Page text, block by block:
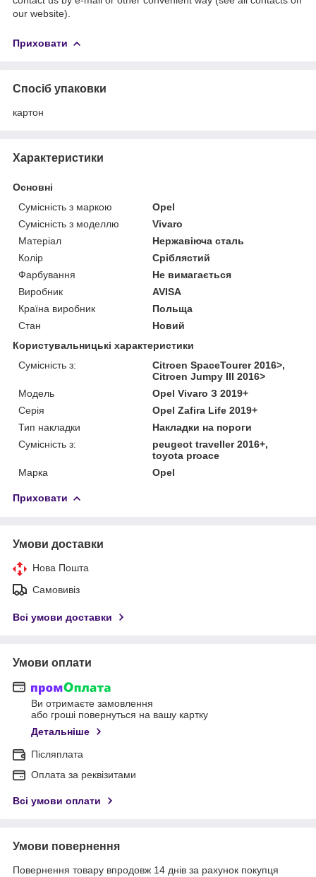
our website).
Приховати
Спосіб упаковки
картон
Характеристики
Основні
Сумісність з маркою
Opel
Сумісність з моделлю
Vivaro
Матеріал
Нержавіюча сталь
Колір
Сріблястий
Фарбування
Не вимагається
Виробник
AVISA
Країна виробник
Польща
Стан
Новий
Користувальницькі характеристики
Сумісність з:
Citroen SpaceTourer 2016>,
Citroen Jumpy III 2016>
Модель
Opel Vivaro З 2019+
Серія
Opel Zafira Life 2019+
Тип накладки
Накладки на пороги
Сумісність з:
peugeot traveller 2016+,
toyota proace
Марка
Opel
Приховати
Умови доставки
Нова Пошта
Самовивіз
Всі умови доставки
Умови оплати
Ви отримаєте замовлення
або гроші повернуться на вашу картку
Детальніше
Післяплата
Оплата за реквізитами
Всі умови оплати
Умови повернення
Повернення товару впродовж 14 днів за рахунок покупця